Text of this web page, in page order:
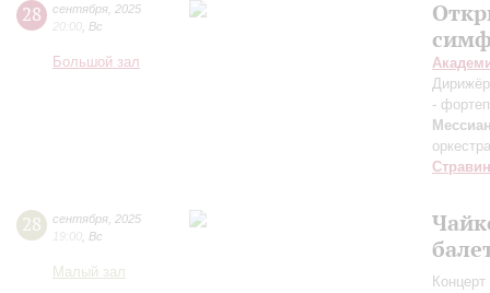
28 сентября 2025
20:00 Вс
Большой зал
-
28 сентября 2025
19:00 Вс
Малый зал